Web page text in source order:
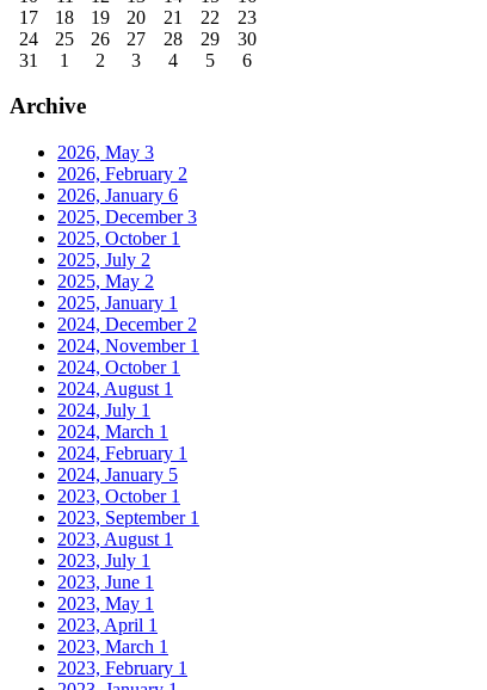
17
18 19 20 21 22
23
24
25 26 27 28 29
30
31
1 2 3 4 5 6
Archive
2026, May 3
2026, February 2
2026, January 6
2025, December3
2025, October 1
2025, July 2
2025, May 2
2025, January 1
2024, December 2
2024, November 1
2024, October 1
2024, August 1
2024, July 1
2024, March 1
2024, February 1
2024, January 5
2023, October 1
2023, September 1
2023, August 1
2023, July 1
2023, June 1
2023, May 1
2023, April 1
2023, March 1
2023, February 1